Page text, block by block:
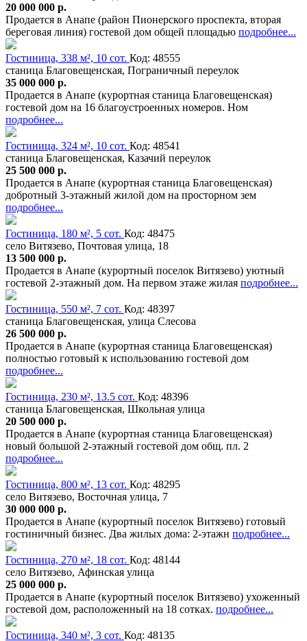
20 000 000 р.
Продается в Анапе (район Пионерского проспекта, вторая
береговая линия) гостевой дом общей площадью подробнее...
Гостиница, 338 м², 10 сот. Код: 48555
станица Благовещенская, Пограничный переулок
35 000 000 р.
Продается в Анапе (курортная станица Благовещенская)
гостевой дом на 16 благоустроенных номеров. Ном
подробнее...
Гостиница, 324 м², 10 сот. Код: 48541
станица Благовещенская, Казачий переулок
25 500 000 р.
Продается в Анапе (курортная станица Благовещенская)
добротный 3-этажный жилой дом на просторном зем
подробнее...
Гостиница, 180 м², 5 сот. Код: 48475
село Витязево, Почтовая улица, 18
13 500 000 р.
Продается в Анапе (курортный поселок Витязево) уютный
гостевой 2-этажный дом. На первом этаже жилая подробнее...
Гостиница, 550 м², 7 сот. Код: 48397
станица Благовещенская, улица Слесова
26 500 000 р.
Продается в Анапе (курортная станица Благовещенская)
полностью готовый к использованию гостевой дом
подробнее...
Гостиница, 230 м², 13.5 сот. Код: 48396
станица Благовещенская, Школьная улица
20 500 000 р.
Продается в Анапе (курортная станица Благовещенская)
новый большой 2-этажный гостевой дом общ. пл. 2
подробнее...
Гостиница, 800 м², 13 сот. Код: 48295
село Витязево, Восточная улица, 7
30 000 000 р.
Продается в Анапе (курортный поселок Витязево) готовый
гостиничный бизнес. Два жилых дома: 2-этажн подробнее...
Гостиница, 270 м², 18 сот. Код: 48144
село Витязево, Афинская улица
25 000 000 р.
Продается в Анапе (курортный поселок Витязево) ухоженный
гостевой дом, расположенный на 18 сотках. подробнее...
Гостиница, 340 м², 3 сот. Код: 48135